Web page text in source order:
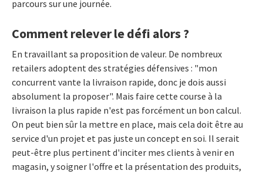
parcours sur une journée.
Comment relever le défi alors ?
En travaillant sa proposition de valeur. De nombreux
retailers adoptent des stratégies défensives : "mon
concurrent vante la livraison rapide, donc je dois aussi
absolument la proposer". Mais faire cette course à la
livraison la plus rapide n'est pas forcément un bon calcul.
On peut bien sûr la mettre en place, mais cela doit être au
service d'un projet et pas juste un concept en soi. Il serait
peut-être plus pertinent d'inciter mes clients à venir en
magasin, y soigner l'offre et la présentation des produits,